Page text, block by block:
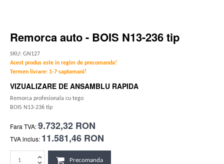
Remorca auto - BOIS N13-236 tip
SKU: GN127
Acest produs este in regim de precomanda!
Termen livrare: 1-7 saptamani!
VIZUALIZARE DE ANSAMBLU RAPIDA
Remorca profesionala cu tego
BOIS N13-236 tip
Fara TVA:9.732,32 RON
TVA inclus: 11.581,46 RON
Precomanda